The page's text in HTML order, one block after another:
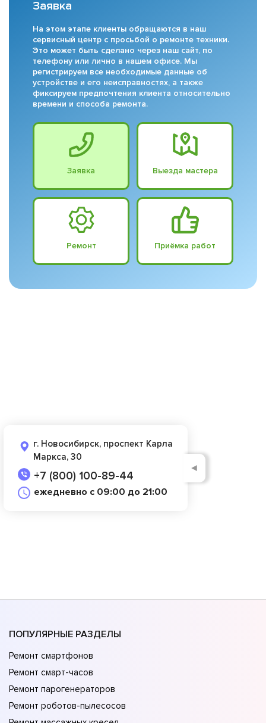
Заявка
На этом этапе клиенты обращаются в наш
сервисный центр с просьбой о ремонте техники.
Это может быть сделано через наш сайт, по
телефону или лично в нашем офисе. Мы
регистрируем все необходимые данные об
устройстве и его неисправностях, а также
фиксируем предпочтения клиента относительно
времени и способа ремонта.
Заявка Выезда мастера
Ремонт Приёмка работ
г. Новосибирск, проспект Карла
Маркса, 30
+7 (800) 100-89-44
ежедневно с 09:00 до 21:00
◄
ПОПУЛЯРНЫЕ РАЗДЕЛЫ
Ремонт смартфонов
Ремонт смарт-часов
Ремонт парогенераторов
Ремонт роботов-пылесосов